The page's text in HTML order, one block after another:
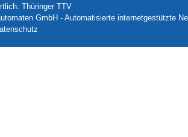
Thüringer TTV
GmbH - Automatisierte internetgestützte